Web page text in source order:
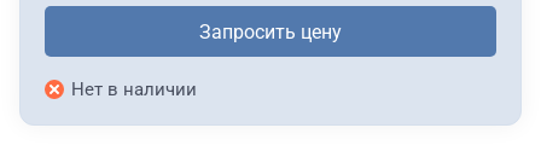
Запросить цену
Нет в наличии